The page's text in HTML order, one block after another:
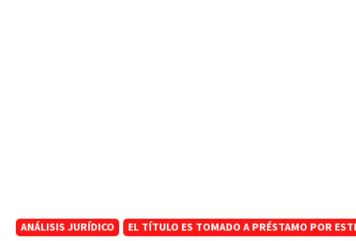
ANÁLISIS JURÍDICO EL TÍTULO ES TOMADO A PRÉSTAMO POR